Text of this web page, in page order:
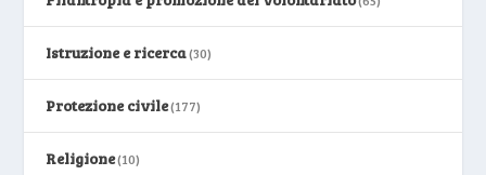
Istruzione e ricerca(30)
Protezione civile(177)
Religione(10)